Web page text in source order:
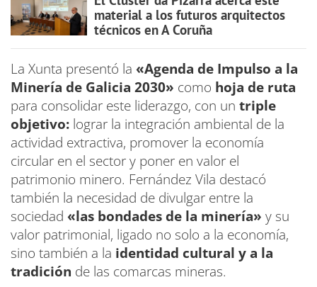
material a los futuros arquitectos
técnicos en A Coruña
La Xunta presentó la «Agenda de Impulso a la
Minería de Galicia 2030» como hoja de ruta
para consolidar este liderazgo, con un triple
objetivo: lograr la integración ambiental de la
actividad extractiva, promover la economía
circular en el sector y poner en valor el
patrimonio minero. Fernández Vila destacó
también la necesidad de divulgar entre la
sociedad «las bondades de la minería» y su
valor patrimonial, ligado no solo a la economía,
sino también a la identidad cultural y a la
tradición de las comarcas mineras.